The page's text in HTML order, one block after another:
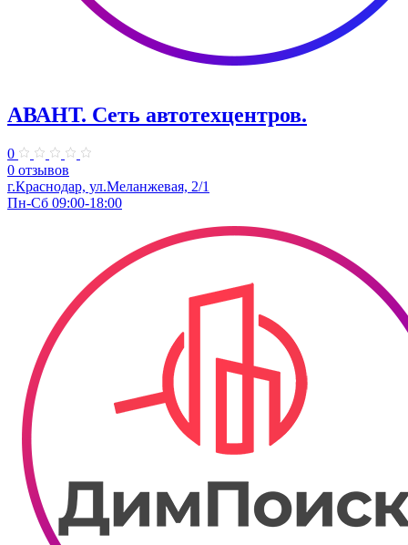
АВАНТ. ​Сеть автотехцентров.
0
0 отзывов
​г.Краснодар, ул.Меланжевая, 2/1
Пн-Сб 09:00-18:00